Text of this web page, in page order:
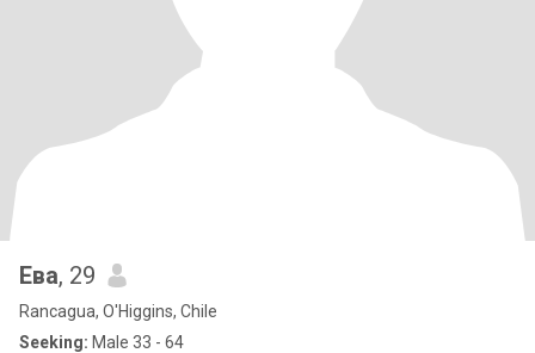
Ева, 29
Rancagua, O'Higgins, Chile
Seeking: Male 33 - 64